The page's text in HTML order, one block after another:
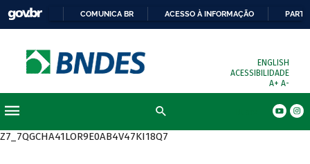
COMUNICA BR ACESSO À INFORMAÇÃO
ENGLISH
ACESSIBILIDADE
A+ A-
Z7_7QGCHA41LOR9E0AB4V47KI18Q7